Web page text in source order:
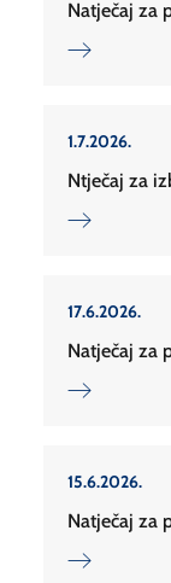
Natječaj za
1.7.2026.
Ntječaj za
17.6.2026.
Natječaj za
15.6.2026.
Natječaj za